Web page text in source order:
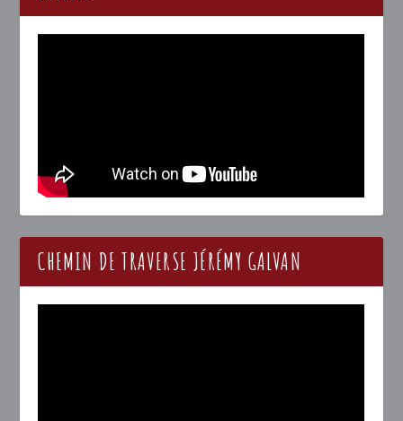
CHEMIN DE TRAVERSE JÉRÉMY GALVAN